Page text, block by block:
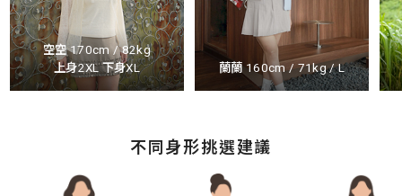
空空 170cm / 82kg
上身2XL 下身XL
蘭蘭 160cm / 71kg / L
不同身形挑選建議